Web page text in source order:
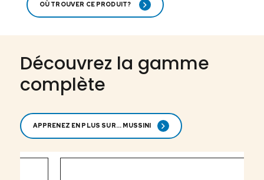
OÙ TROUVER CE PRODUIT?
Découvrez la gamme
complète
APPRENEZ EN PLUS SUR... MUSSINI